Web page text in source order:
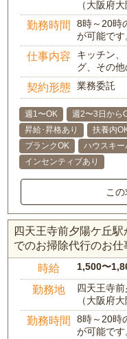
（大阪府
勤務時間
8時～20時
が可能で
仕事内容
キッチン
グ、その
契約形態 業務委託
週1〜OK 週2〜3日から
昇給･昇格あり
扶養内
ブランクOK
ハウスキ
インセンティブあり
こ
四天王寺前夕陽ケ丘
でのお掃除代行のお仕
時給 1,500〜
勤務地
四天王寺
（大阪府
勤務時間
8時～20時
が可能で